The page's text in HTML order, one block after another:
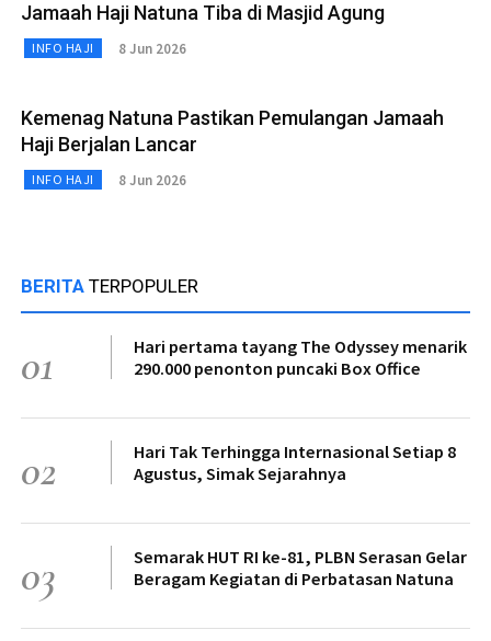
Jamaah Haji Natuna Tiba di Masjid Agung
INFO HAJI 8 Jun 2026
Kemenag Natuna Pastikan Pemulangan Jamaah
Haji Berjalan Lancar
INFO HAJI 8 Jun 2026
BERITA TERPOPULER
01
Hari pertama tayang The Odyssey menarik
290.000 penonton puncaki Box Office
02
Hari Tak Terhingga Internasional Setiap 8
Agustus, Simak Sejarahnya
03
Semarak HUT RI ke-81, PLBN Serasan Gelar
Beragam Kegiatan di Perbatasan Natuna